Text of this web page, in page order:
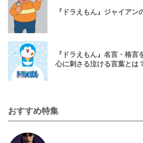
『ドラえもん』ジャイアン
『ドラえもん』名言・格言
心に刺さる泣ける言葉とは
おすすめ特集